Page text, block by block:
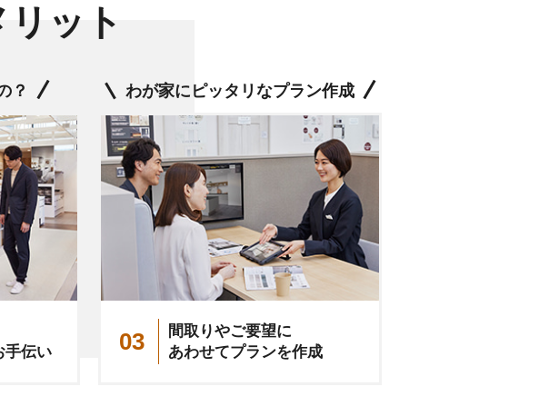
ット
？
手伝い
わが家にピッタリなプラン作成
03
間取りやご要望に
あわせてプランを作成